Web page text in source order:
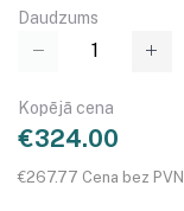
Daudzums
Kopējā cena
€324.00
€267.77 Cena bez PVN